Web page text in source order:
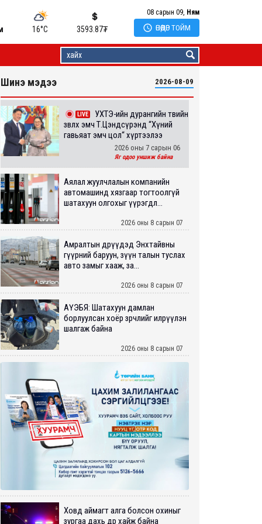
16°C 3593.87₮
08 сарын 09, Ням
 ӨНӨӨДӨР ТОЙМ
Шинэ мэдээ 2026-08-09
LIVE
УХТЭ-ийн дурангийн төвийн
зөвлөх эмч Т.Цэндсүрэнд “Хүний
гавьяат эмч цол“ хүртээлээ
2026 оны 7 сарын 06
Яг одоо уншиж байна
Аялал жуулчлалын компанийн
автомашинд хязгаар тогтоолгүй
шатахуун олгохыг үүрэгдл...
2026 оны 8 сарын 07
Амралтын өдрүүдэд Энхтайвны
гүүрний баруун, зүүн талын туслах
авто замыг хааж, за...
2026 оны 8 сарын 07
АҮЭБЯ: Шатахуун дамлан
борлуулсан хоёр зөрчлийг илрүүлэн
шалгаж байна
2026 оны 8 сарын 07
Ховд аймагт алга болсон охиныг
зургаа дахь өдрөө хайж байна